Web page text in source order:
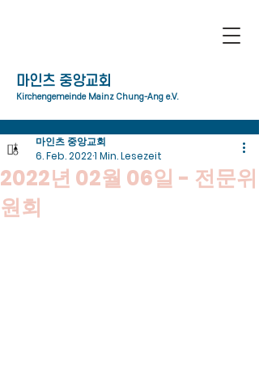
​마인츠 중앙교회
Kirchengemeinde Mainz Chung-Ang e.V.
2022년 02월 06일 - 전문위
원회
마인츠 중앙교회
6. Feb. 20221 Min. Lesezeit